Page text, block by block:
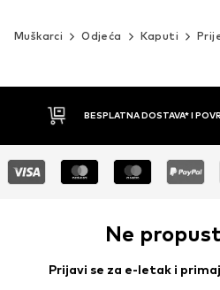
Muškarci Odjeća Kaputi
BESPLATNA DOSTAVA* I
Ne
Prijavi se za e-letak i